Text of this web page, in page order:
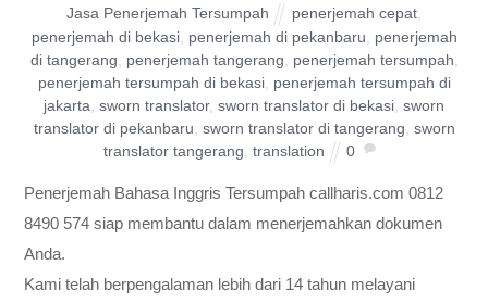
Jasa Penerjemah Tersumpah penerjemah cepat,
penerjemah di bekasi, penerjemah di pekanbaru
penerjemah
di tangerang
penerjemah tangerang penerjemah tersumpah
penerjemah tersumpah di bekasi, penerjemah tersumpah di
jakarta sworn translator, sworn translator di bekasi sworn
translator di pekanbaru sworn translator di tangerang sworn
translator tangerang translation 0
Penerjemah Bahasa Inggris Tersumpah callharis.com 0812
8490 574 siap membantu dalam menerjemahkan dokumen
Anda.
Kami telah berpengalaman lebih dari 14 tahun melayani